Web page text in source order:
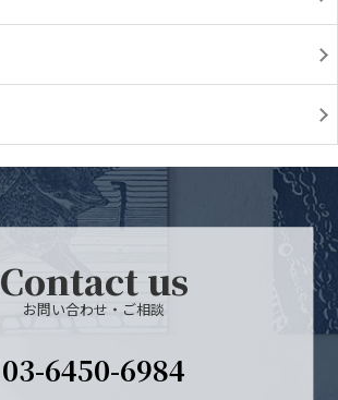
Contact us
お問い合わせ・ご相談
03-6450-6984